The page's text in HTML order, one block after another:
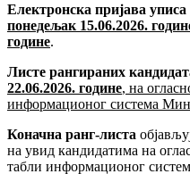
Електронска пријава уписа
понедељак 15.06.2026.
године.
Листе рангираних
22.06.2026. године, на
информационог система
Коначна ранг-листа
на увид кандидатима на
табли информационог